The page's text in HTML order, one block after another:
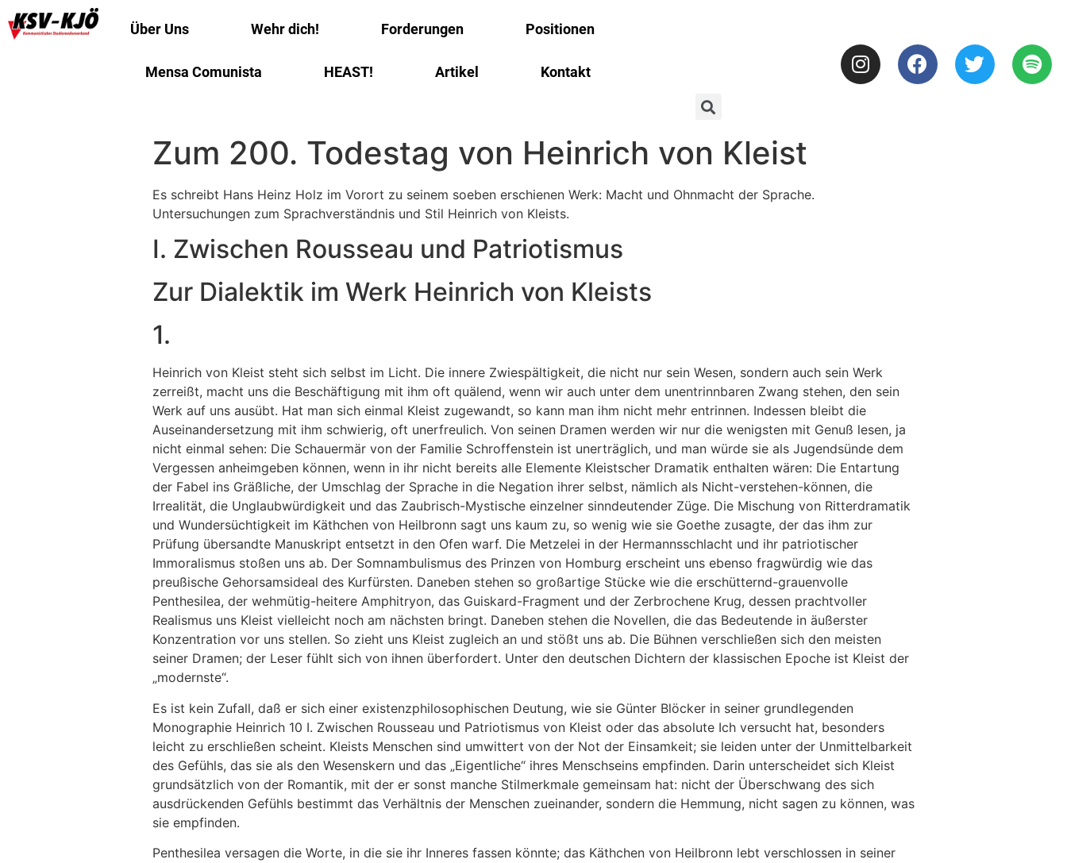
Über Uns Wehr dich! Forderungen Positionen
Mensa Comunista HEAST! Artikel Kontakt
Zum 200. Todestag von Heinrich von Kleist
Es schreibt Hans Heinz Holz im Vorort zu seinem soeben erschienen Werk: Macht und Ohnmacht der Sprache.
Untersuchungen zum Sprachverständnis und Stil Heinrich von Kleists.
I. Zwischen Rousseau und Patriotismus
Zur Dialektik im Werk Heinrich von Kleists
1.
Heinrich von Kleist steht sich selbst im Licht. Die innere Zwiespältigkeit, die nicht nur sein Wesen, sondern auch sein Werk
zerreißt, macht uns die Beschäftigung mit ihm oft quälend, wenn wir auch unter dem unentrinnbaren Zwang stehen, den sein
Werk auf uns ausübt. Hat man sich einmal Kleist zugewandt, so kann man ihm nicht mehr entrinnen. Indessen bleibt die
Auseinandersetzung mit ihm schwierig, oft unerfreulich. Von seinen Dramen werden wir nur die wenigsten mit Genuß lesen, ja
nicht einmal sehen: Die Schauermär von der Familie Schroffenstein ist unerträglich, und man würde sie als Jugendsünde dem
Vergessen anheimgeben können, wenn in ihr nicht bereits alle Elemente Kleistscher Dramatik enthalten wären: Die Entartung
der Fabel ins Gräßliche, der Umschlag der Sprache in die Negation ihrer selbst, nämlich als Nicht-verstehen-können, die
Irrealität, die Unglaubwürdigkeit und das Zaubrisch-Mystische einzelner sinndeutender Züge. Die Mischung von Ritterdramatik
und Wundersüchtigkeit im Käthchen von Heilbronn sagt uns kaum zu, so wenig wie sie Goethe zusagte, der das ihm zur
Prüfung übersandte Manuskript entsetzt in den Ofen warf. Die Metzelei in der Hermannsschlacht und ihr patriotischer
Immoralismus stoßen uns ab. Der Somnambulismus des Prinzen von Homburg erscheint uns ebenso fragwürdig wie das
preußische Gehorsamsideal des Kurfürsten. Daneben stehen so großartige Stücke wie die erschütternd-grauenvolle
Penthesilea, der wehmütig-heitere Amphitryon, das Guiskard-Fragment und der Zerbrochene Krug, dessen prachtvoller
Realismus uns Kleist vielleicht noch am nächsten bringt. Daneben stehen die Novellen, die das Bedeutende in äußerster
Konzentration vor uns stellen. So zieht uns Kleist zugleich an und stößt uns ab. Die Bühnen verschließen sich den meisten
seiner Dramen; der Leser fühlt sich von ihnen überfordert. Unter den deutschen Dichtern der klassischen Epoche ist Kleist der
„modernste“.
Es ist kein Zufall, daß er sich einer existenzphilosophischen Deutung, wie sie Günter Blöcker in seiner grundlegenden
Monographie Heinrich 10 I. Zwischen Rousseau und Patriotismus von Kleist oder das absolute Ich versucht hat, besonders
leicht zu erschließen scheint. Kleists Menschen sind umwittert von der Not der Einsamkeit; sie leiden unter der Unmittelbarkeit
des Gefühls, das sie als den Wesenskern und das „Eigentliche“ ihres Menschseins empfinden. Darin unterscheidet sich Kleist
grundsätzlich von der Romantik, mit der er sonst manche Stilmerkmale gemeinsam hat: nicht der Überschwang des sich
ausdrückenden Gefühls bestimmt das Verhältnis der Menschen zueinander, sondern die Hemmung, nicht sagen zu können, was
sie empfinden.
Penthesilea versagen die Worte, in die sie ihr Inneres fassen könnte; das Käthchen von Heilbronn lebt verschlossen in seiner